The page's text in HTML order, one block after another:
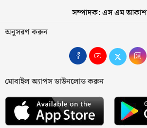
সম্পাদক: এস এম আকাশ
অনুসরণ করুন
মোবাইল অ্যাপস ডাউনলোড করুন